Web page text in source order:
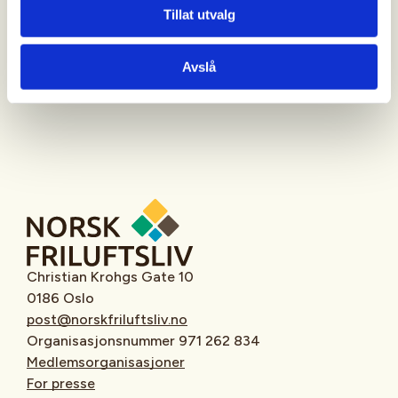
Tillat utvalg
Avslå
Oppmøtested
Christian Krohgs Gate 10
0186 Oslo
post@norskfriluftsliv.no
Organisasjonsnummer 971 262 834
Medlemsorganisasjoner
For presse